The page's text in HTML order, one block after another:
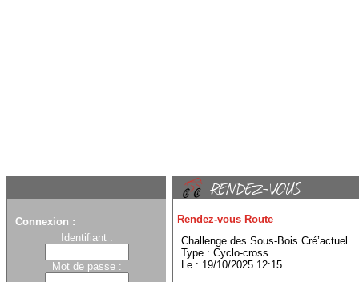
Connexion :
Identifiant :
Mot de passe :
Rendez-vous Route
Challenge des Sous-Bois Cré’actuel
Type : Cyclo-cross
Le : 19/10/2025 12:15